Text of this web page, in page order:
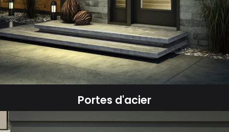
Portes d'acier